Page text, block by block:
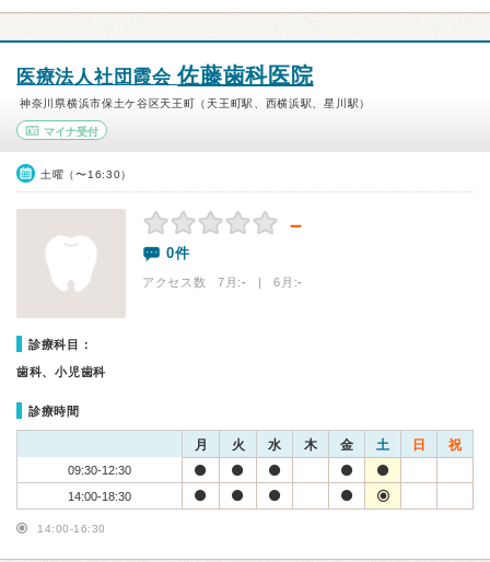
医療法人社団霞会佐藤歯科医院
神奈川県横浜市保土ケ谷区天王町（天王町駅、西横浜駅、星川駅）
マイナ受付
土曜（〜16:30）
－
0件
アクセス数 7月:- | 6月:-
診療科目：
歯科、小児歯科
診療時間
月 火 水 木 金 土 日 祝
09:30-12:30
14:00-18:30
14:00-16:30